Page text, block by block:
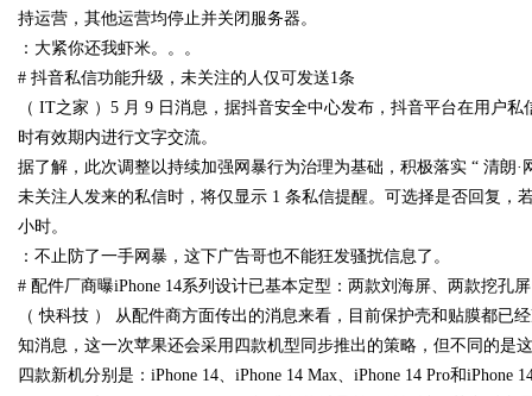
Bo
持运营，其他运营均停止并关闭服务器。
：大紧你还我虾米。。。
# 抖音私信功能升级，未关注的人仅可发送1条
（ IT之家 ）5 月 9 日消息，据抖音安全中心发布，抖音平台在用户
时有效期内进行文字交流。
据了解，此次调整以持续加强网暴行为治理为基础，积极落实 “ 清朗
未关注人发来的私信时，将仅显示 1 条私信提醒。可选择是否回复，
小时。
：不止防了一手网暴，这下广告哥也不能狂发骚扰信息了。
# 配件厂商曝iPhone 14系列设计已基本定型：两款刘海屏、两款挖孔屏
（ 快科技 ） 从配件商方面传出的消息来看，目前保护壳和贴膜都
知消息，这一次苹果还会采用四款机型同步推出的策略，但不同的是
四款新机分别是：iPhone 14、iPhone 14 Max、iPhone 14 Pro和iPhone